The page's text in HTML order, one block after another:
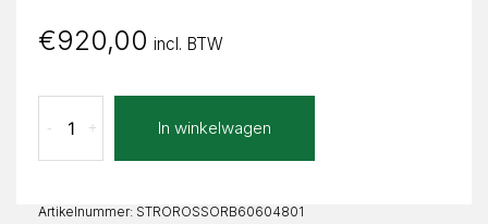
€920,00 incl. BTW
Bianco
Rosia
aantal
+
- In winkelwagen
Artikelnummer: STROROSSORB60604801